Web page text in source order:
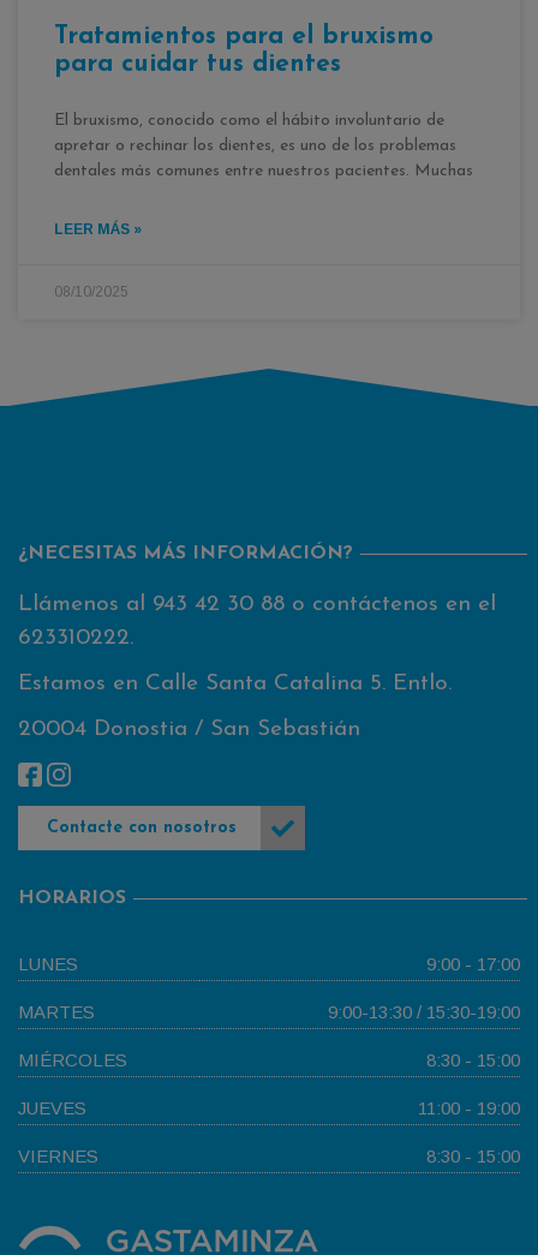
Tratamientos para el bruxismo
para cuidar tus dientes
El bruxismo, conocido como el hábito involuntario de
apretar o rechinar los dientes, es uno de los problemas
dentales más comunes entre nuestros pacientes. Muchas
LEER MÁS »
08/10/2025
¿NECESITAS MÁS INFORMACIÓN?
Llámenos al 943 42 30 88 o contáctenos en el
623310222.
Estamos en Calle Santa Catalina 5. Entlo.
20004 Donostia / San Sebastián
Contacte con nosotros
HORARIOS
LUNES 9:00 - 17:00
MARTES 9:00-13:30 / 15:30-19:00
MIÉRCOLES 8:30 - 15:00
JUEVES 11:00 - 19:00
VIERNES 8:30 - 15:00